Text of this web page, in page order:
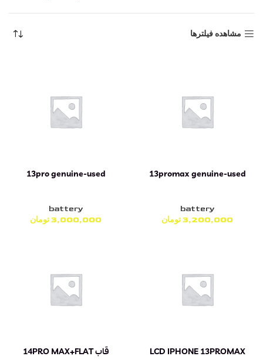
مشاهده فیلترها
13promax genuine-used
battery
3,200,000تومان
13pro genuine-used
battery
3,000,000تومان
LCD IPHONE 13PROMAX قاب 14PRO MAX+FLAT